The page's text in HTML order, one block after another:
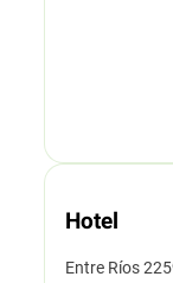
Hotel
Entre Ríos